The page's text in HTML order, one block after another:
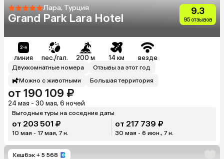
Лара, Турция
Grand Park Lara Hotel
9.3
95 отзывов
линия пес./гал. 200 м 14 км везде
Двухкомнатные номера
Отзывы за этот год
Можно с животными
Большая территория
от 190 109 ₽
24 мая - 30 мая, 6 ночей
Выгодные туры на соседние даты
от 203 501 ₽
10 мая - 17 мая, 7 н.
от 217 739 ₽
30 мая - 6 июн., 7 н.
Кешбэк + 5 568